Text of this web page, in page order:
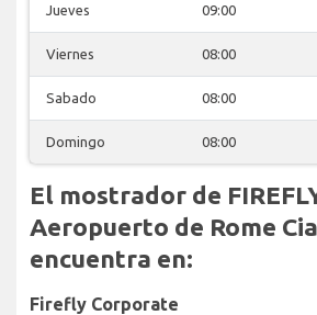
Jueves 09:00
Viernes 08:00
Sabado 08:00
Domingo 08:00
El mostrador de
Aeropuerto de Rome
encuentra en:
Firefly Corporate